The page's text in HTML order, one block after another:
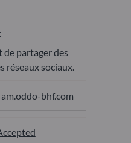
de partager des
réseaux sociaux.
am.oddo-bhf.com